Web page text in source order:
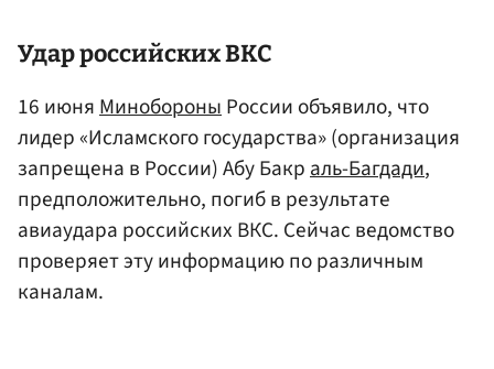
Удар российских ВКС
16 июняМинобороныРоссии объявило, что
лидер «Исламского государства» (организация
запрещена в России) Абу Бакраль-Багдади,
предположительно, погиб в результате
авиаудара российских ВКС. Сейчас ведомство
проверяет эту информацию по различным
каналам.